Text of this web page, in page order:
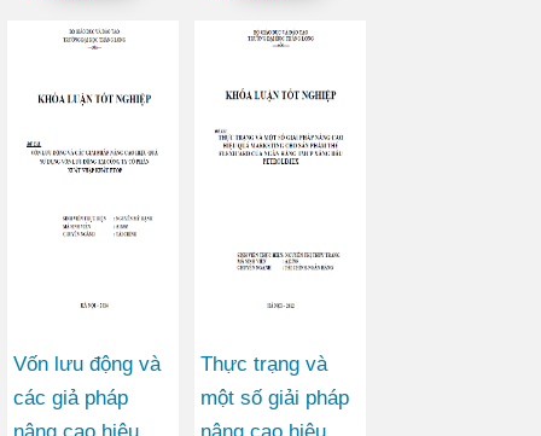
Cổ phần May
Vốn lưu động và
các giả pháp
Thực trạng và
một số giải pháp